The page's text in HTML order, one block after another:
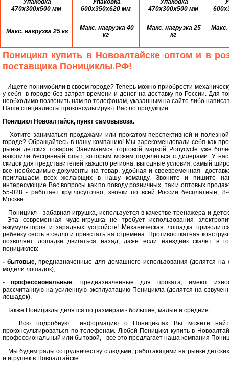
Упаковка
470x300x500 мм
Упаковка
600x350x620 мм
Упаковка
470x300x500 мм
Макс. нагрузка 25 кг
Макс. нагрузка 40
кг
Макс. нагрузка 25
кг
Макс.
Поницикл купить в Новоалтайске оптом и в
поставщика Понициклы.РФ!
Ищете понимобили в своем городе? Теперь можно приобрести
у себя в городе без затрат времени и денег на доставку по России. Для
необходимо позвонить нам по телефонам, указанным на сайте либо
Наши специалисты проконсультируют Вас по продукции.
Поницикл Новоалтайск, пункт самовывоза.
Хотите заниматься продажами или прокатом перспективной и
городе? Обращайтесь в нашу компанию! Мы зарекомендовали себя как
рынке детских товаров. Занимаемся торговой маркой Ponycycle уже
накопили бесценный опыт, которым можем поделиться с дилерами. У нас
скидок для представителей каждого региона, выгодные условия, самый
все необходимые документы на товар, удобная и своевременная
приглашаем всех желающих в нашу команду. Звоните и пишите
интересующие Вас вопросы как по поводу розничных, так и оптовых
55-028 - работает круглосуточно, звонки по всей России бесплатные,
Москве.
Поницикл - забавная игрушка, используется в качестве тренажера и
Эта современная чудо-игрушка не требует использования
аккумуляторов и зарядных устройств! Механическая лошадка
ребенку сесть в седло и привстать на стремена. Противооткатная
позволяет лошадке двигаться назад, даже если наездник скачет в
понициклов:
- бытовые, предназначенные для домашнего использования (делятся на
модели лошадок);
- профессиональные, предназначенные для проката, имеют
рассчитанную на усиленную эксплуатацию Поницикла (делятся на
лошадок).
Также Понициклы делятся по размерам - большие, малые и средние.
Всю подробную информацию о Понициклах Вы можете
проконсультироваться по телефонам. Любой Поницикл купить в
профессиональный или бытовой, - все это предлагает наша компания
Мы будем рады сотрудничеству с людьми, работающими на рынке
и игрушек в Новоалтайске.